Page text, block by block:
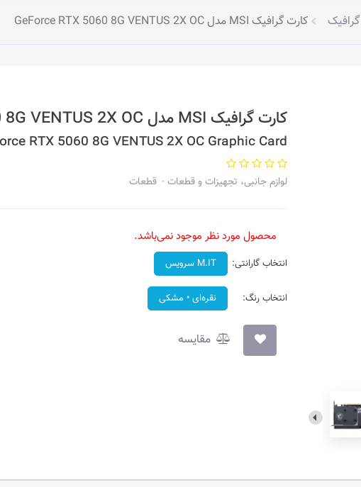
کارت گرافیک MSI مدل GeForce RTX 5060 8G VENTUS 2X OC
کارت گرافیک MSI مدل GeForce RTX 5060 8G VENTUS 2X OC
RTX 5060 8G VENTUS 2X OC Graphic Card
لوازم جانبی، تجهیزات و قطعات قطعات
محصول مورد نظر موجود نمی‌باشد.
انتخاب گارانتی: M.IT سرویس
انتخاب رنگ: نقره‌ای • مشکی
مقایسه